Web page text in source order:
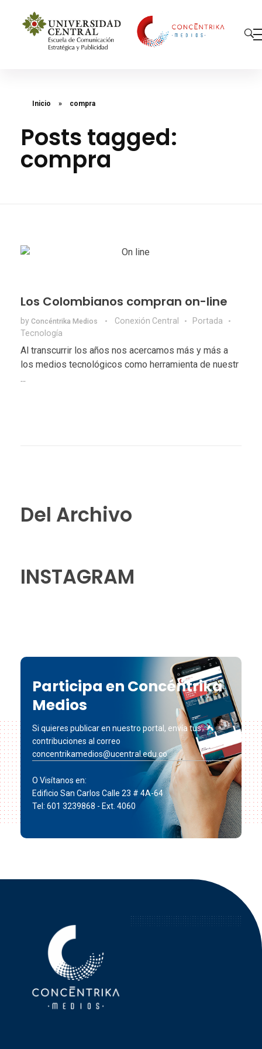
Inicio » compra
Posts tagged:
compra
Los Colombianos compran on-line
by Concéntrika Medios Conexión Central
Portada
Tecnologí­a
Al transcurrir los años nos acercamos más y más a
los medios tecnológicos como herramienta de nuestr
...
Del Archivo
INSTAGRAM
Participa en Concéntrika
Medios
Si quieres publicar en nuestro portal, envía tus
contribuciones al correo
concentrikamedios@ucentral.edu.co
O Visítanos en:
Edificio San Carlos Calle 23 # 4A-64
Tel: 601 3239868 - Ext. 4060